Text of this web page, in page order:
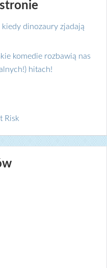
dinozaury zjadają
komedie rozbawią nas
hitach!
Risk